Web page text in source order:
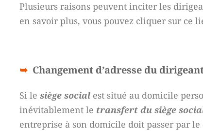
Plusieurs raisons peuvent inciter les
en savoir plus, vous pouvez cliquer sur ce
Changement d’adresse du
Si le siège social est situé au domicile
inévitablement le transfert du siège
entreprise à son domicile doit passer par le